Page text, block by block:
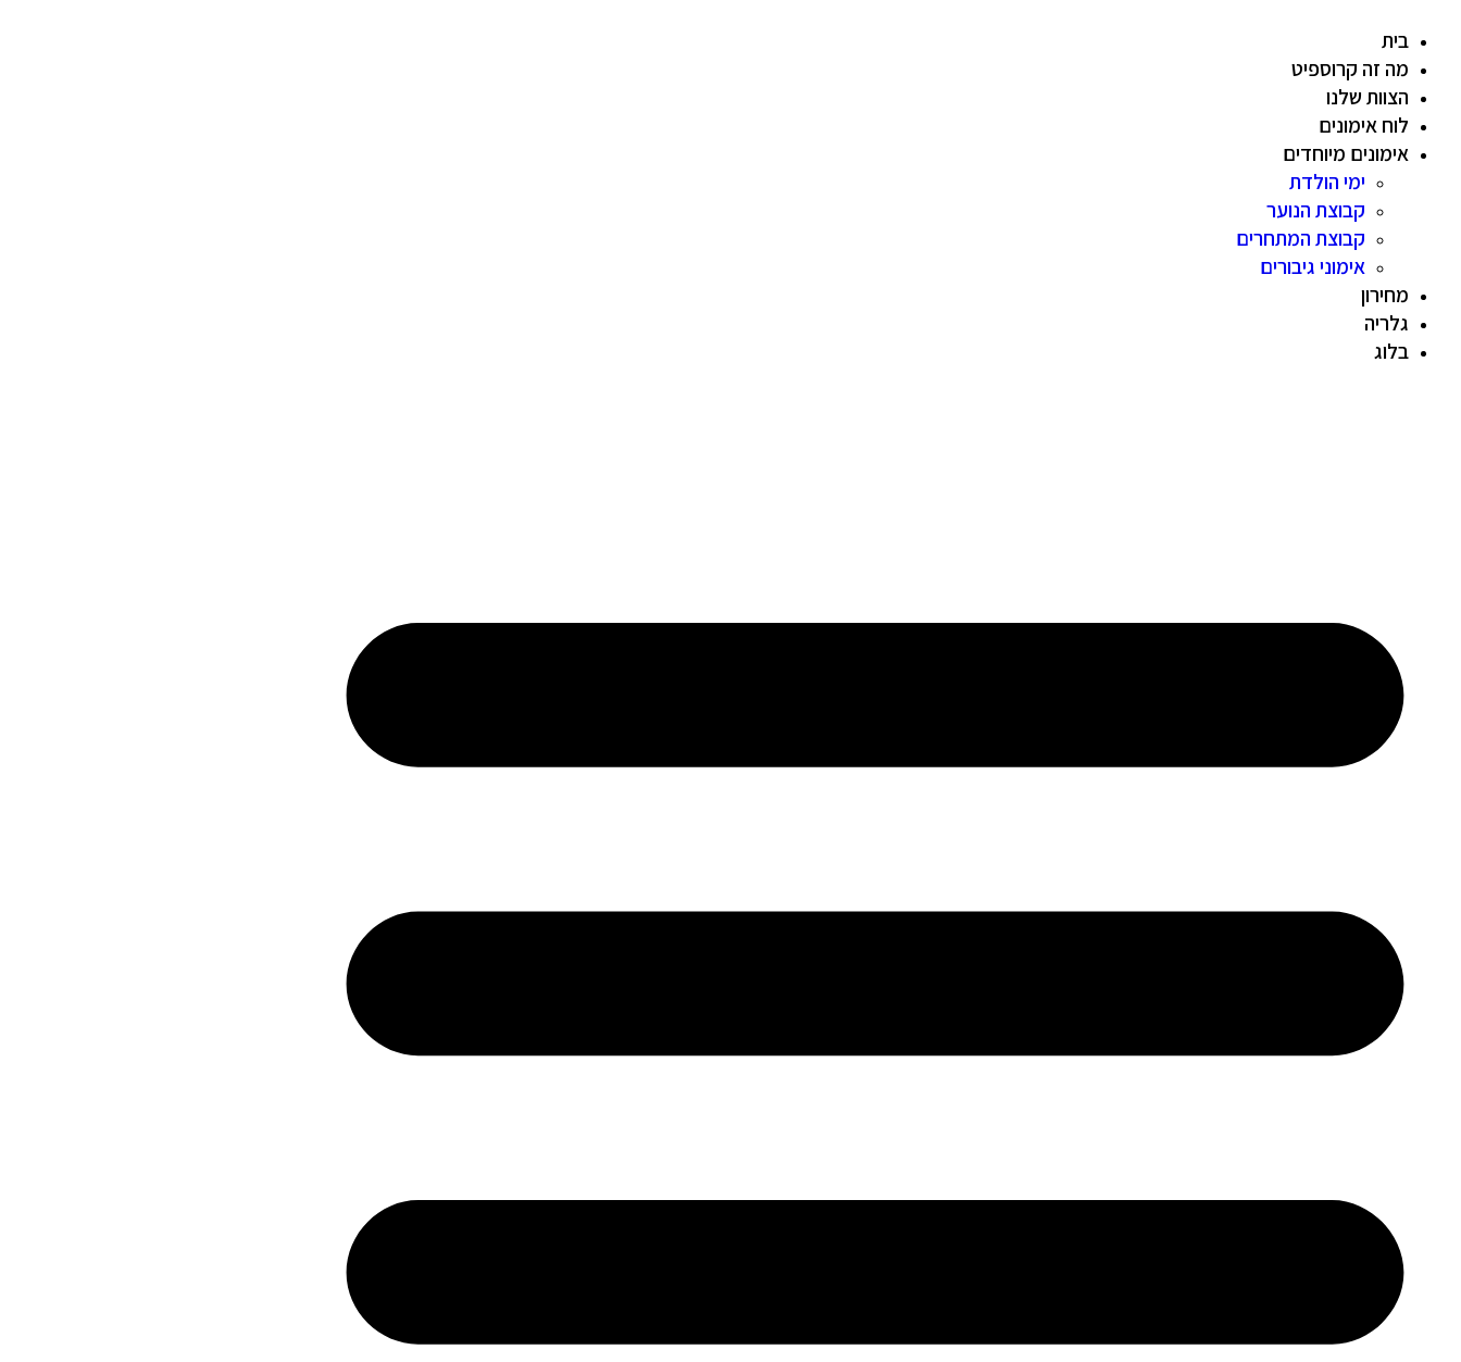
בית
מה זה קרוספיט
הצוות שלנו
לוח אימונים
אימונים מיוחדים
ימי הולדת
קבוצת הנוער
קבוצת המתחרים
אימוני גיבורים
מחירון
גלריה
בלוג